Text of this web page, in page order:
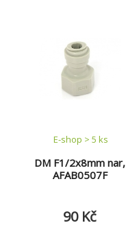
DM F1/2x8mm nar,
AFAB0507F
E-shop > 5 ks
90 Kč